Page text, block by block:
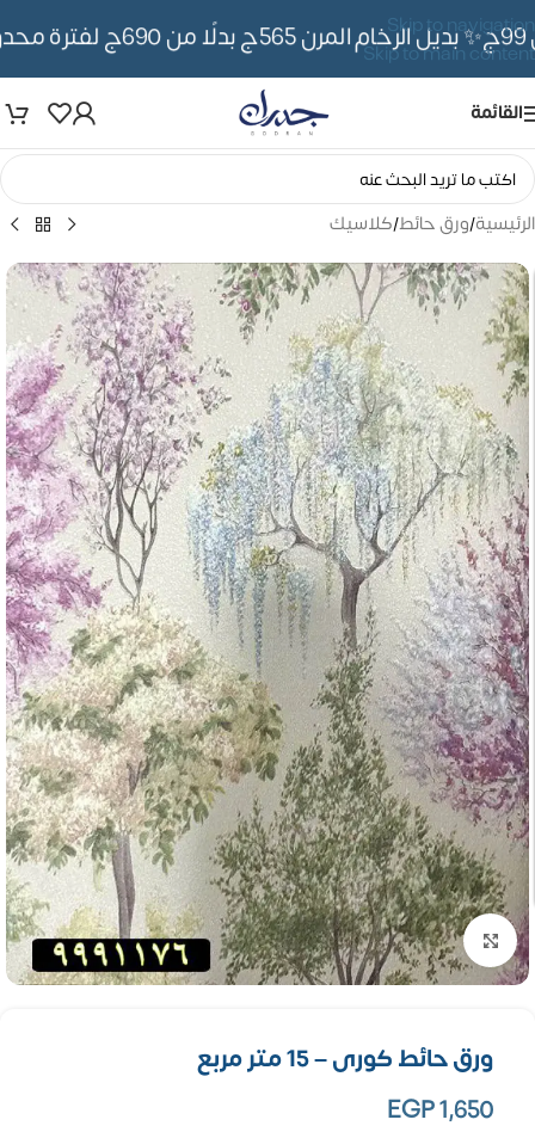
Skip to navigation
Skip to main content
✨ بديل الرخام المرن 565ج بدلًا من 690ج لفترة محدوده
القائمة
الرئيسية/ورق حائط/كلاسيك
تكبير الصورة
ورق حائط كورى – 15 متر مربع
EGP1,650